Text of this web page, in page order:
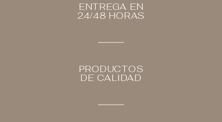
ENTREGA EN
24/48 HORAS
PRODUCTOS
DE CALIDAD